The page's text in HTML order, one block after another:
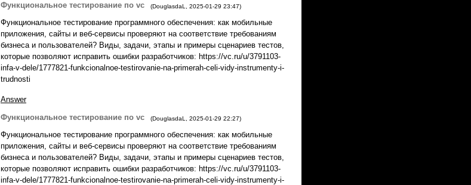
Функциональное тестирование по vc
(DouglasdaL 2025-01-29 23:47)
Функциональное тестирование программного обеспечения: как мобильные
приложения, сайты и веб-сервисы проверяют на соответствие требованиям
бизнеса и пользователей? Виды, задачи, этапы и примеры сценариев тестов,
которые позволяют исправить ошибки разработчиков: https://vc.ru/u/3791103-
infa-v-dele/1777821-funkcionalnoe-testirovanie-na-primerah-celi-vidy-instrumenty-i-
trudnosti
Answer
Функциональное тестирование по vc
(DouglasdaL 2025-01-29 22:27)
Функциональное тестирование программного обеспечения: как мобильные
приложения, сайты и веб-сервисы проверяют на соответствие требованиям
бизнеса и пользователей? Виды, задачи, этапы и примеры сценариев тестов,
которые позволяют исправить ошибки разработчиков: https://vc.ru/u/3791103-
infa-v-dele/1777821-funkcionalnoe-testirovanie-na-primerah-celi-vidy-instrumenty-i-